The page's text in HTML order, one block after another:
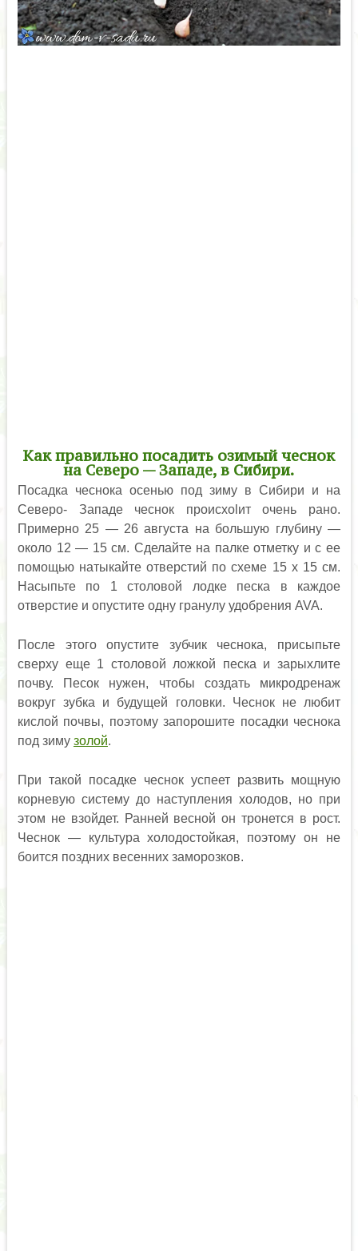
Как правильно посадить озимый чеснок
на Северо — Западе, в Сибири.
Посадка чеснока осенью под зиму в Сибири и на
Северо- Западе чеснок происхоlит очень рано.
Примерно 25 — 26 августа на большую глубину —
около 12 — 15 см. Сделайте на палке отметку и с ее
помощью натыкайте отверстий по схеме 15 х 15 см.
Насыпьте по 1 столовой лодке песка в каждое
отверстие и опустите одну гранулу удобрения AVA.
После этого опустите зубчик чеснока, присыпьте
сверху еще 1 столовой ложкой песка и зарыхлите
почву. Песок нужен, чтобы создать микродренаж
вокруг зубка и будущей головки. Чеснок не любит
кислой почвы, поэтому запорошите посадки чеснока
под зиму золой.
При такой посадке чеснок успеет развить мощную
корневую систему до наступления холодов, но при
этом не взойдет. Ранней весной он тронется в рост.
Чеснок — культура холодостойкая, поэтому он не
боится поздних весенних заморозков.